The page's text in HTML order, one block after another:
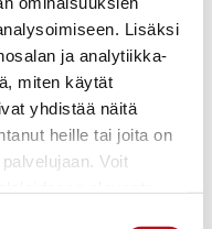
Lisäksi
ja analytiikka-
miten käytät
yhdistää näitä
heille tai joita on
Voit
02:26